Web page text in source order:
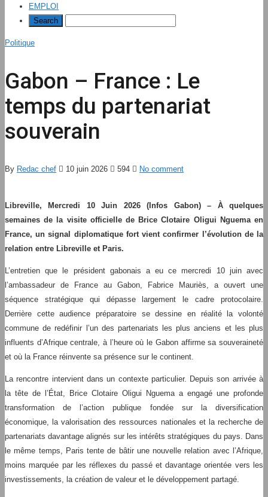
EMPLOI
Politique
Gabon – France : Le
temps du partenariat
souverain
By Redac chef 10 juin 2026 594 No comment
Libreville, Mercredi 10 Juin 2026 (Infos Gabon) – À quelques
semaines de la visite officielle de Brice Clotaire Oligui Nguema en
France, un signal diplomatique fort vient confirmer l’évolution de la
relation entre Libreville et Paris.
L’entretien que le président gabonais a eu ce mercredi 10 juin avec
l’ambassadeur de France au Gabon, Fabrice Mauriès, a ouvert une
séquence stratégique qui dépasse largement le cadre protocolaire.
Derrière cette audience préparatoire se dessine en réalité la volonté
commune de redéfinir l’un des partenariats les plus anciens et les plus
influents d’Afrique centrale, à l’heure où le Gabon affirme sa souveraineté
et où la France réinvente sa présence sur le continent.
La rencontre intervient dans un contexte particulier. Depuis son arrivée à
la tête de l’État, Brice Clotaire Oligui Nguema a engagé une profonde
transformation de l’action publique fondée sur la diversification
économique, la valorisation des ressources nationales et la recherche de
partenariats davantage alignés sur les intérêts stratégiques du pays. Dans
le même temps, Paris tente de bâtir une nouvelle relation avec l’Afrique,
moins marquée par les réflexes du passé et davantage orientée vers les
investissements, la création de valeur et le développement partagé.